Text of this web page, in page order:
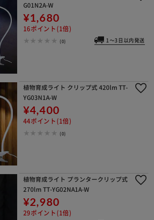
G01N2A-W
¥1,680
16ポイント(1倍)
(0) 1～3日以内発送
植物育成ライト クリップ式 420lm TT-
YG03N1A-W
¥4,400
44ポイント(1倍)
(0)
植物育成ライト プランタークリップ式
270lm TT-YG02NA1A-W
¥2,980
29ポイント(1倍)